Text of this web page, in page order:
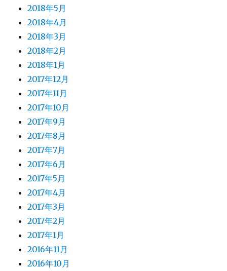
2018年5月
2018年4月
2018年3月
2018年2月
2018年1月
2017年12月
2017年11月
2017年10月
2017年9月
2017年8月
2017年7月
2017年6月
2017年5月
2017年4月
2017年3月
2017年2月
2017年1月
2016年11月
2016年10月